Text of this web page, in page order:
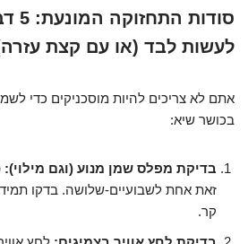
לעשות לבד (או עם קצת
בכושר שיא:
בדיקת מפלס שמן מנוע (וגם מילוי):
זאת אחת לשבועיים-שלושה. בדקו
קר.